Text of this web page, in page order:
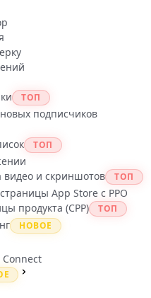
ТОП
подписчиков
ТОП
видео и скриншотов
ТОП
App Store с PPO
продукта (CPP)
ТОП
НОВОЕ